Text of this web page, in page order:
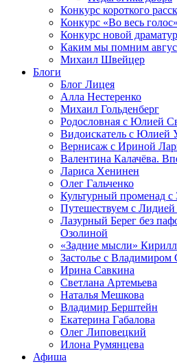
Конкурс короткого
Конкурс «Во весь голос»
Конкурс новой
Каким мы помним
Михаил Швейцер
Блоги
Блог Лицея
Алла Нестеренко
Михаил Гольденберг
Родословная с Юлией
Видоискатель с Юлией
Вернисаж с Ириной
Валентина Калачёва.
Лариса Хенинен
Олег Гальченко
Культурный променад с
Путешествуем с
Лазурный Берег без
Озолиной
«Задние мысли»
Застолье с Владимиром
Ирина Савкина
Светлана Артемьева
Наталья Мешкова
Владимир Берштейн
Екатерина Габалова
Олег Липовецкий
Илона Румянцева
Афиша